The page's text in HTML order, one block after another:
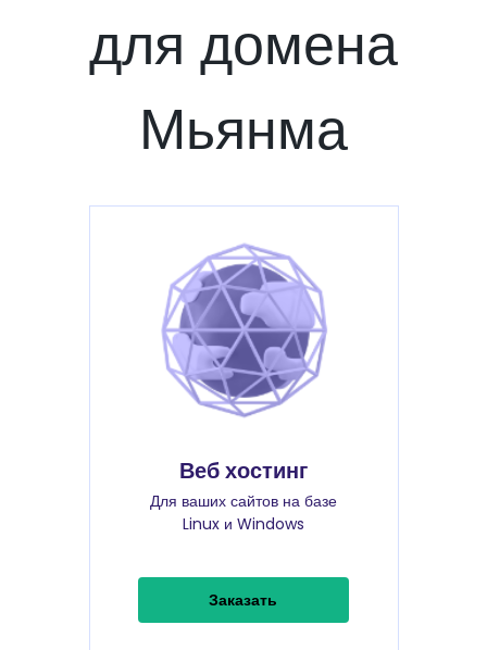
для домена
Мьянма
Веб хостинг
Для ваших сайтов на базе
Linux и Windows
Заказать